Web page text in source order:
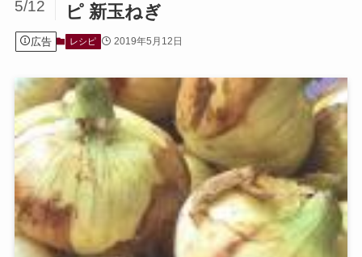
ピ 新玉ねぎ
5/12
広告 レシピ 2019年5月12日